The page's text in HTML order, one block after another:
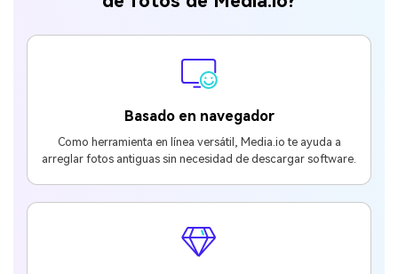
Basado en navegador
Como herramienta en línea versátil, Media.io te ayuda a
arreglar fotos antiguas sin necesidad de descargar software.